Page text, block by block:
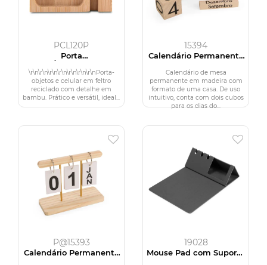
PCL120P
Porta
objetos/smartphone em
feltro e bambu
\r\n\r\n\r\n\r\n\r\n\r\n\r\nPorta-
objetos e celular em feltro
reciclado com detalhe em
bambu. Prático e versátil, ideal...
15394
Calendário Permanente
Calendário de mesa
permanente em madeira com
formato de uma casa. De uso
intuitivo, conta com dois cubos
para os dias do...
P@15393
Calendário Permanente
19028
Mouse Pad com Suporte